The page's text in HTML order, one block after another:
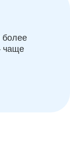
более
чаще